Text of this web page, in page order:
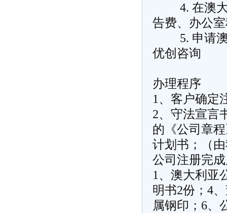
4. 在澳大
告费、办公
5. 申请澳
优创咨询
办理程序
1、客户确定
2、守法宣言
的《公司章
计划书；（
公司注册完
1、澳大利亚
明书2份；4
属钢印；6、